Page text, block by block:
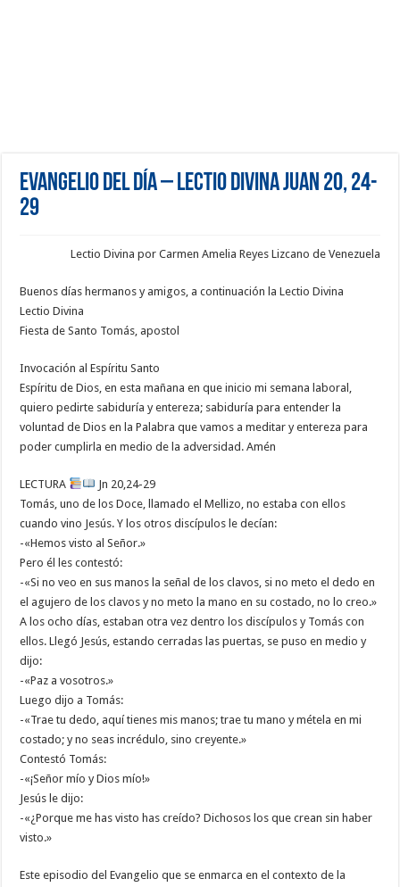
Evangelio del día – Lectio Divina Juan 20, 24-
29
Lectio Divina por Carmen Amelia Reyes Lizcano de Venezuela
Buenos días hermanos y amigos, a continuación la Lectio Divina
Lectio Divina
Fiesta de Santo Tomás, apostol
Invocación al Espíritu Santo
Espíritu de Dios, en esta mañana en que inicio mi semana laboral,
quiero pedirte sabiduría y entereza; sabiduría para entender la
voluntad de Dios en la Palabra que vamos a meditar y entereza para
poder cumplirla en medio de la adversidad. Amén
LECTURA
Jn 20,24-29
Tomás, uno de los Doce, llamado el Mellizo, no estaba con ellos
cuando vino Jesús. Y los otros discípulos le decían:
-«Hemos visto al Señor.»
Pero él les contestó:
-«Si no veo en sus manos la señal de los clavos, si no meto el dedo en
el agujero de los clavos y no meto la mano en su costado, no lo creo.»
A los ocho días, estaban otra vez dentro los discípulos y Tomás con
ellos. Llegó Jesús, estando cerradas las puertas, se puso en medio y
dijo:
-«Paz a vosotros.»
Luego dijo a Tomás:
-«Trae tu dedo, aquí tienes mis manos; trae tu mano y métela en mi
costado; y no seas incrédulo, sino creyente.»
Contestó Tomás:
-«¡Señor mío y Dios mío!»
Jesús le dijo:
-«¿Porque me has visto has creído? Dichosos los que crean sin haber
visto.»
Este episodio del Evangelio que se enmarca en el contexto de la